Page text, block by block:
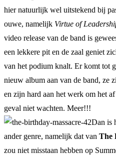
hier natuurlijk wel uitstekend bij
ouwe, namelijk Virtue of
video release van de band is
een lekkere pit en de zaal geniet
van het podium knalt. Er komt tot
nieuw album aan van de band, ze
en zijn hard aan het werk om het
geval niet wachten. Meer!!!
Dan is
ander genre, namelijk dat van The
zou niet misstaan hebben op